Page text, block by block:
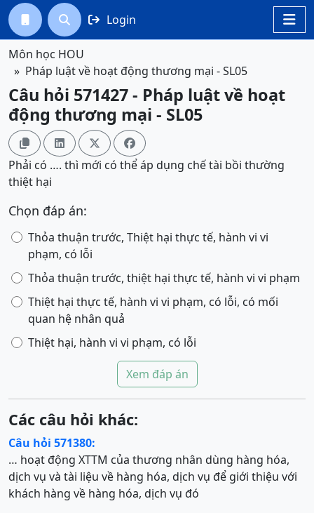

  Login
Môn học HOU
Pháp luật về hoạt động thương mại - SL05
Câu hỏi 571427 - Pháp luật về hoạt
động thương mại - SL05
   
Phải có …. thì mới có thể áp dụng chế tài bồi thường
thiệt hại
Chọn đáp án:
Thỏa thuận trước, Thiệt hại thực tế, hành vi vi
phạm, có lỗi
Thỏa thuận trước, thiệt hại thực tế, hành vi vi phạm
Thiệt hại thực tế, hành vi vi phạm, có lỗi, có mối
quan hệ nhân quả
Thiệt hại, hành vi vi phạm, có lỗi
Xem đáp án
Các câu hỏi khác:
Câu hỏi 571380:
… hoạt động XTTM của thương nhân dùng hàng hóa,
dịch vụ và tài liệu về hàng hóa, dịch vụ để giới thiệu với
khách hàng về hàng hóa, dịch vụ đó